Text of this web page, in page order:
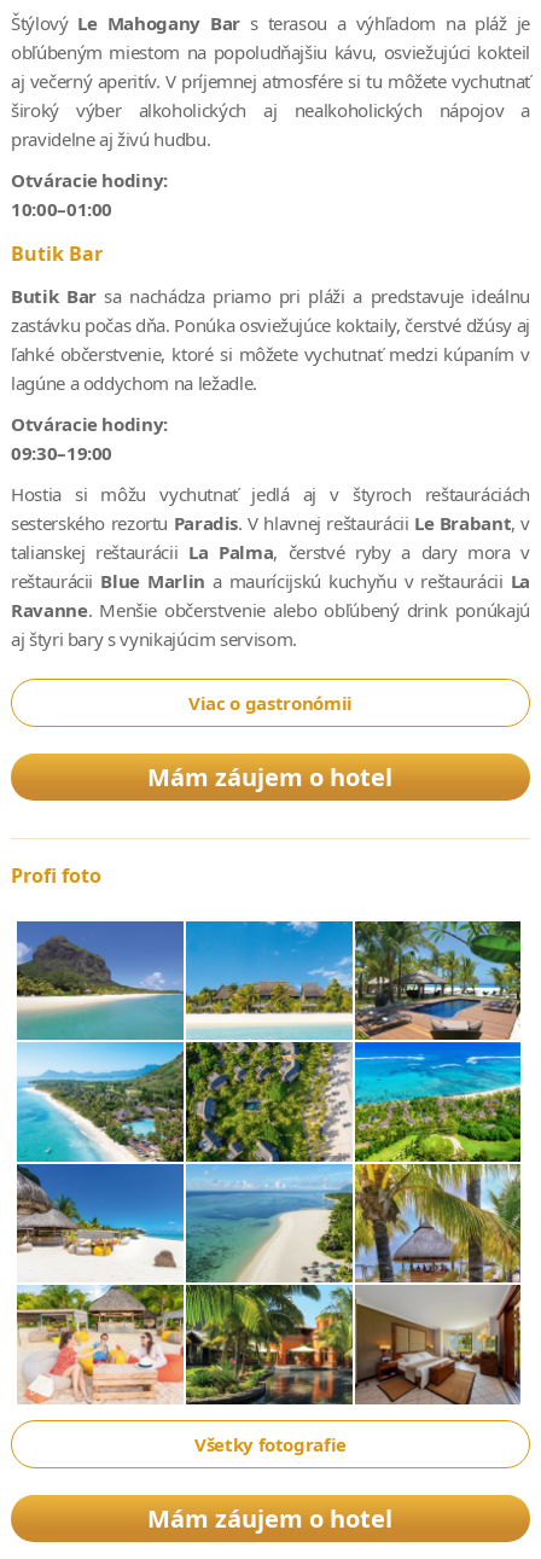
Štýlový Le Mahogany Bars terasou a výhľadom na pláž je
obľúbeným miestom na popoludňajšiu kávu, osviežujúci kokteil
aj večerný aperitív. V príjemnej atmosfére si tu môžete vychutnať
široký výber alkoholických aj nealkoholických nápojov a
pravidelne aj živú hudbu.
Otváracie hodiny:
10:00–01:00
Butik Bar
Butik Barsa nachádza priamo pri pláži a predstavuje ideálnu
zastávku počas dňa. Ponúka osviežujúce koktaily, čerstvé džúsy aj
ľahké občerstvenie, ktoré si môžete vychutnať medzi kúpaním v
lagúne a oddychom na ležadle.
Otváracie hodiny:
09:30–19:00
Hostia si môžu vychutnať jedlá aj v štyroch reštauráciách
sesterského rezortu Paradis. V hlavnej reštaurácii Le Brabant, v
talianskej reštaurácii La Palma, čerstvé ryby a dary mora v
reštaurácii Blue Marlin a maurícijskú kuchyňu v reštaurácii La
Ravanne. Menšie občerstvenie alebo obľúbený drink ponúkajú
aj štyri bary s vynikajúcim servisom.
Viac o gastronómii
Mám záujem o hotel
Profi foto
Všetky fotografie
Mám záujem o hotel